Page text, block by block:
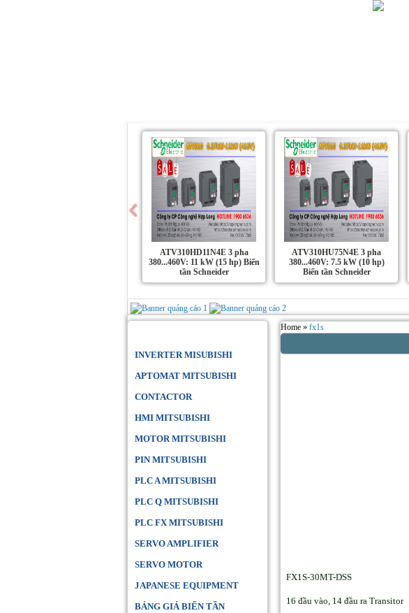
ATV310HD11N4E 3 pha
380...460V: 11 kW (15 hp) Biến
tần Schneider
ATV310HU75N4E 3 pha
380...460V: 7.5 kW (10 hp)
Biến tần Schneider
Home » fx1s
FX1S-30MT-DSS
16 đầu vào, 14 đầu ra Transitor
INVERTER MISUBISHI
APTOMAT MITSUBISHI
CONTACTOR
HMI MITSUBISHI
MOTOR MITSUBISHI
PIN MITSUBISHI
PLC A MITSUBISHI
PLC Q MITSUBISHI
PLC FX MITSUBISHI
SERVO AMPLIFIER
SERVO MOTOR
JAPANESE EQUIPMENT
BẢNG GIÁ BIẾN TẦN